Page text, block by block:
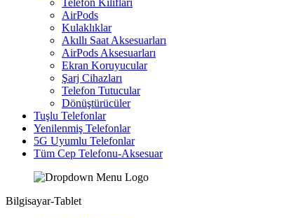
Telefon Kılıfları
AirPods
Kulaklıklar
Akıllı Saat Aksesuarları
AirPods Aksesuarları
Ekran Koruyucular
Şarj Cihazları
Telefon Tutucular
Dönüştürücüler
Tuşlu Telefonlar
Yenilenmiş Telefonlar
5G Uyumlu Telefonlar
Tüm Cep Telefonu-Aksesuar
Bilgisayar-Tablet